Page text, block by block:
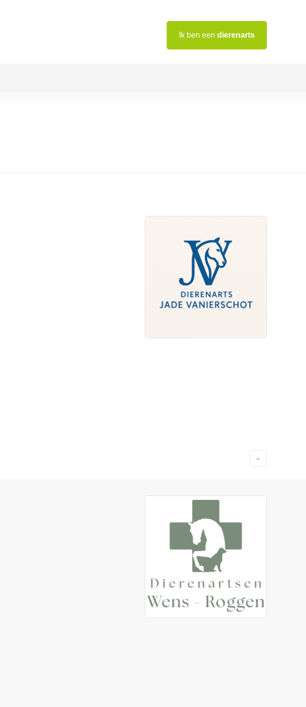
Ik ben een dierenarts